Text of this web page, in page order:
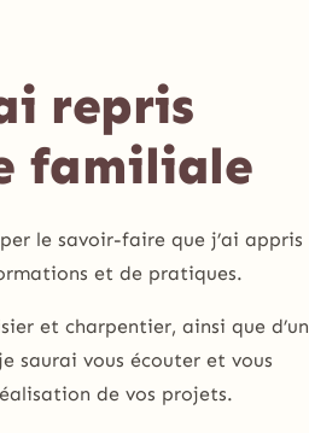
repris
familiale
le savoir-faire que j’ai appris
et de pratiques.
et charpentier, ainsi que d’un
saurai vous écouter et vous
de vos projets.